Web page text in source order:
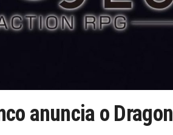
anuncia o